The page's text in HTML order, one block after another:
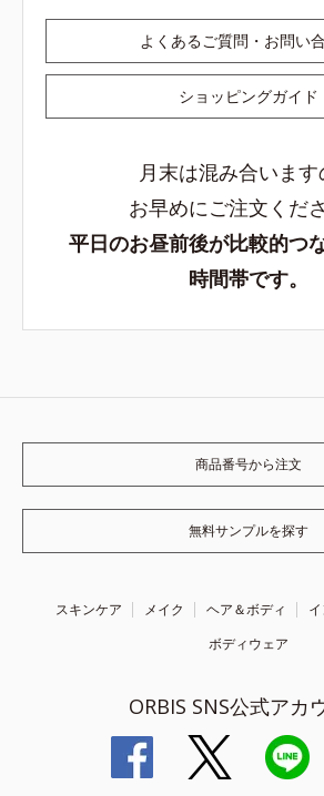
よくあるご質問・お問い
ショッピングガイド
月末は混み合いま
お早めにご注文くださ
平日のお昼前後が比較的つ
時間帯です。
商品番号から注文
無料サンプルを探す
スキンケア メイク ヘア＆ボディ
ボディウェア
ORBIS SNS公式アカ